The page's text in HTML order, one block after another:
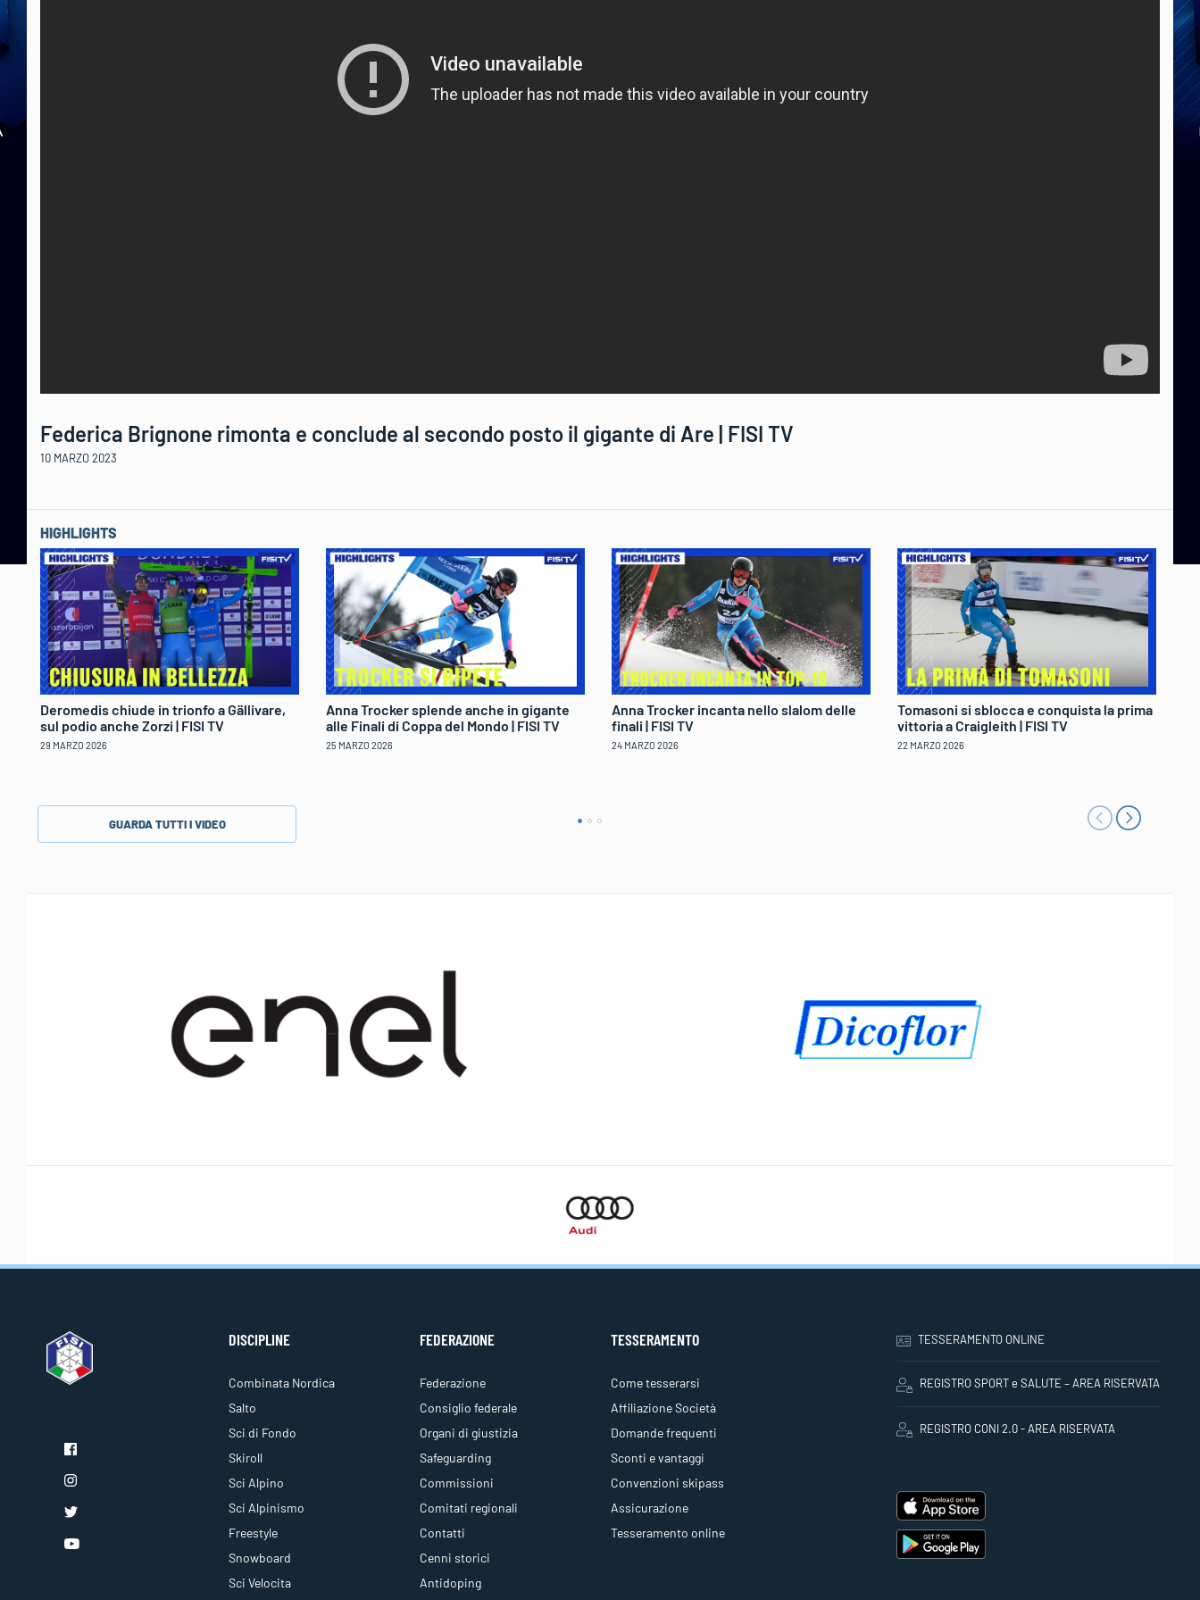
Federica Brignone rimonta e conclude al secondo posto il gigante di Are | FISI TV
10 MARZO 2023
HIGHLIGHTS
Deromedis chiude in trionfo a Gällivare,
sul podio anche Zorzi | FISI TV
29 MARZO 2026
Anna Trocker splende anche in gigante
alle Finali di Coppa del Mondo | FISI TV
25 MARZO 2026
Anna Trocker incanta nello slalom delle
finali | FISI TV
24 MARZO 2026
Tomasoni si sblocca e conquista la prima
vittoria a Craigleith | FISI TV
22 MARZO 2026
GUARDA TUTTI I VIDEO
DISCIPLINE
Combinata Nordica
Salto
Sci di Fondo
Skiroll
Sci Alpino
Sci Alpinismo
Freestyle
Snowboard
Sci Velocita
FEDERAZIONE
Federazione
Consiglio federale
Organi di giustizia
Safeguarding
Commissioni
Comitati regionali
Contatti
Cenni storici
Antidoping
TESSERAMENTO
Come tesserarsi
Affiliazione Società
Domande frequenti
Sconti e vantaggi
Convenzioni skipass
Assicurazione
Tesseramento online
TESSERAMENTO ONLINE
REGISTRO SPORT e SALUTE – AREA RISERVATA
REGISTRO CONI 2.0 - AREA RISERVATA